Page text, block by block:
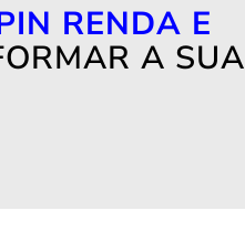
RENDA E
A SUA